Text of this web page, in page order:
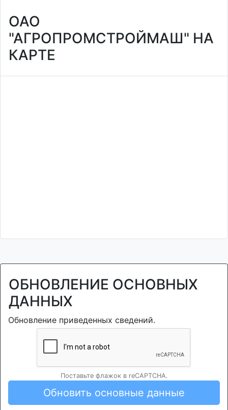
ОАО
"АГРОПРОМСТРОЙМАШ" НА
КАРТЕ
ОБНОВЛЕНИЕ ОСНОВНЫХ
ДАННЫХ
Обновление приведенных сведений.
Поставьте флажок в reCAPTCHA.
Обновить основные данные